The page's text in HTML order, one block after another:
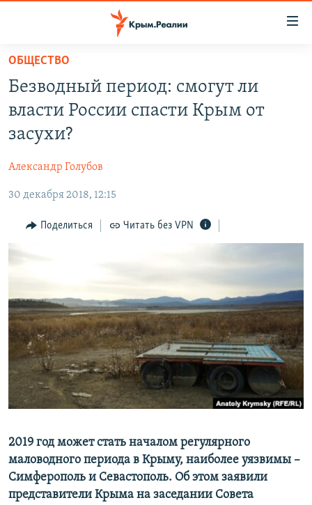
Вернуться
основному
содержанию
главной
навигации
Вернутся
поиску
СПЕЦПРОЕКТЫ
11 ЛЕТ ОККУПАЦИИ КРЫМА. 11 ИСТОРИЙ СОПРОТИВЛЕНИЯ
ЕЩЕ
ИНТЕРАКТИВ
ИНФОГРАФИКА
ПРОПАВШИЕ БЕЗ ВЕСТИ
ПОБЕДИТЕЛЕЙ НЕ СУДЯТ?
КРЫМ.НЕПОКОРЕННЫЙ
ELIFBE
УКРАИНСКАЯ ПРОБЛЕМА КРЫМА
РАДІО СВОБОДА
КАК ОБОЙТИ БЛОКИРОВКУ
ПРИСОЕДИНЯЙТЕСЬ!
ОБЩЕСТВО
Безводный период: смогут ли
власти России спасти Крым от
засухи?
Александр Голубов
30 декабря 2018, 12:15
Поделиться Читать без VPN
2019 год может стать началом регулярного
маловодного периода в Крыму, наиболее уязвимы –
Симферополь и Севастополь. Об этом заявили
представители Крыма на заседании Совета